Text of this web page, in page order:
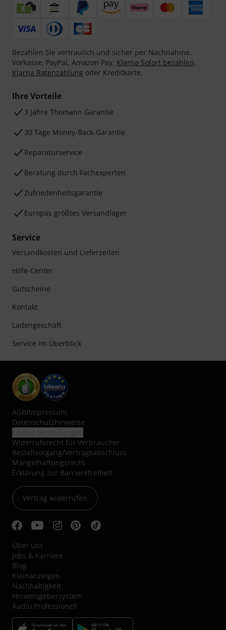
Bezahlen Sie vertraulich und sicher per Nachnahme,
Vorkasse, PayPal, Amazon Pay, Klarna Sofort bezahlen,
Klarna Ratenzahlung oder Kreditkarte.
Ihre Vorteile
3 Jahre Thomann Garantie
30 Tage Money-Back-Garantie
Reparaturservice
Beratung durch Fachexperten
Zufriedenheitsgarantie
Europas größtes Versandlager
Service
Versandkosten und Lieferzeiten
Hilfe-Center
Gutscheine
Kontakt
Ladengeschäft
Service im Überblick
AGB/Impressum
Datenschutzhinweise
Widerrufsrecht für Verbraucher
Bestellvorgang/Vertragsabschluss
Mängelhaftungsrecht
Erklärung zur Barrierefreiheit
Vertrag widerrufen
Über uns
Jobs & Karriere
Blog
Kleinanzeigen
Nachhaltigkeit
Hinweisgebersystem
Audio Professionell